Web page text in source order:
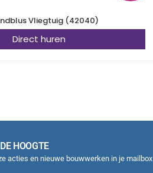
Vliegtuig (42040)
Direct huren
HOOGTE
acties en nieuwe bouwwerken in je mailbox